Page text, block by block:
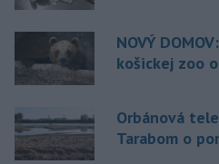
NOVÝ
košickej zoo
Orbánová
Tarabom o